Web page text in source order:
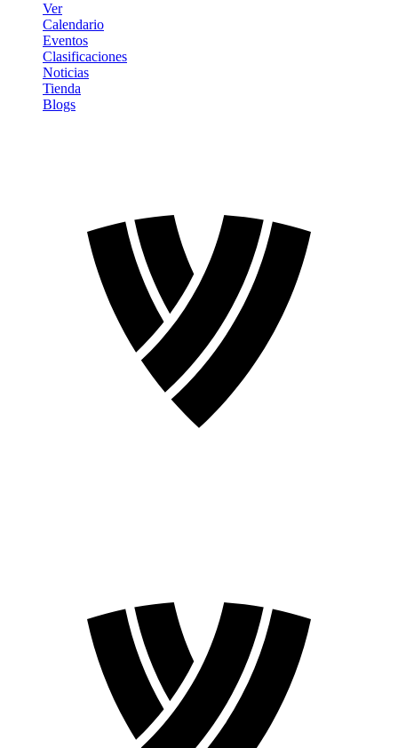
Ver
Calendario
Eventos
Clasificaciones
Noticias
Tienda
Blogs